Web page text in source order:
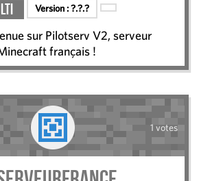
Version :?.?.?
sur Pilotserv V2, serveur
français !
1 votes